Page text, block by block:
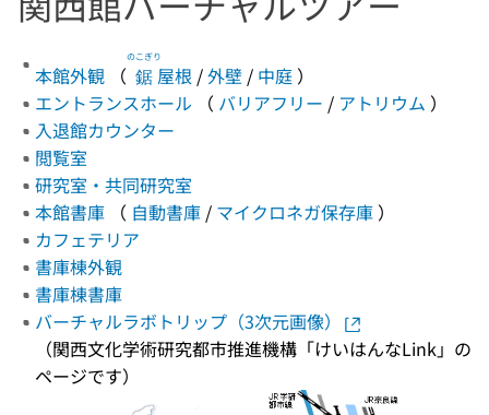
本館外観 （ 鋸
のこぎり
屋根 /外壁 / 中庭 ）
エントランスホール （ バリアフリー / アトリウム ）
入退館カウンター
閲覧室
研究室・共同研究室
本館書庫 （ 自動書庫 / マイクロネガ保存庫 ）
カフェテリア
書庫棟外観
書庫棟書庫
バーチャルラボトリップ（3次元画像）
（関西文化学術研究都市推進機構「けいはんなLink」の
ページです）